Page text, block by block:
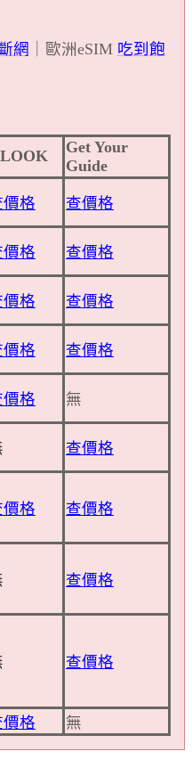
網 ｜歐洲eSIM 吃到飽
Get Your
Guide
價格 查價格
價格 查價格
價格 查價格
價格 查價格
價格 無
查價格
價格 查價格
查價格
查價格
價格 無